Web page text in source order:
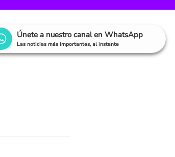
Únete a nuestro canal en WhatsApp
Las noticias más importantes, al instante